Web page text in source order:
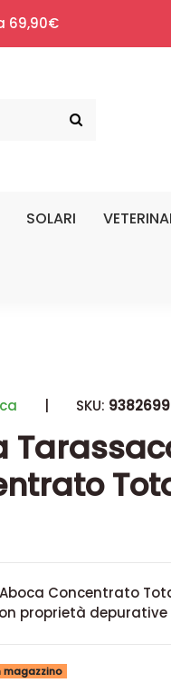
69,90€
SOLARI
| SKU:
Concentrato
proprietà depurative